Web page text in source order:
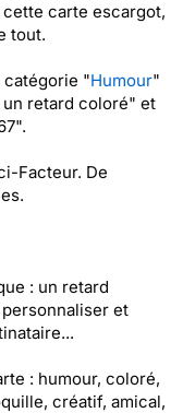
carte escargot,
tout.
catégorie "Humour"
retard coloré" et
Facteur. De
: un retard
et
: humour, coloré,
créatif, amical,